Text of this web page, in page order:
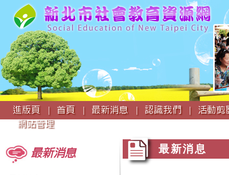
:::
進版頁 |
首頁 | 最新消息 | 認識我們 |
活動
網站管理
最新消息 最新消息